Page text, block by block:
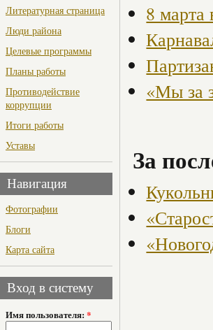
Литературная страница
Люди района
Целевые программы
Планы работы
Противодействие
коррупции
Итоги работы
Уставы
Навигация
Фотографии
Блоги
Карта сайта
Вход в систему
Имя пользователя: *
8 марта
«Мы за
За